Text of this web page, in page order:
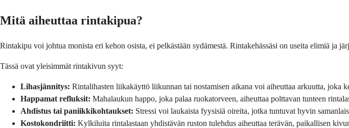
Mitä aiheuttaa rinta­kipua?
Rinta­kipu voi johtua monista eri kehon osista, ei pelkästään sydämestä. Rintakehässäsi on useita elimiä ja
Tässä ovat yleisimmät rinta­kivun syyt:
Lihasjännitys: Rintalihasten liikakäyttö liikunnan tai nostamisen aikana voi aiheuttaa arkuutta, joka
Happamat refluksit: Mahalaukun happo, joka palaa ruokatorveen, aiheuttaa polttavan tunteen
Ahdistus tai paniikkikohtaukset: Stressi voi laukaista fyysisiä oireita, jotka tuntuvat hyvin
Kostokondriitti: Kylkiluita rintalastaan yhdistävän ruston tulehdus aiheuttaa terävän, paikallisen